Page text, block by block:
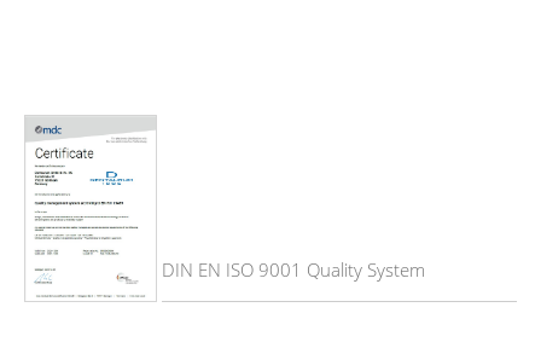
DIN EN ISO 9001 Quality System